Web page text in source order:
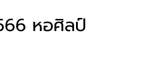
หอศิลป์